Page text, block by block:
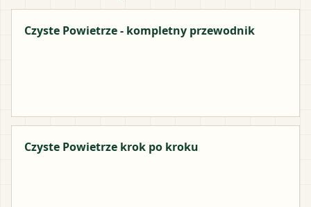
Czyste Powietrze - kompletny przewodnik
Czyste Powietrze krok po kroku